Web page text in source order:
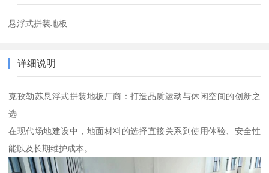
悬浮式拼装地板
详细说明
克孜勒苏悬浮式拼装地板厂商：打造品质运动与休闲空间的创新之
选
在现代场地建设中，地面材料的选择直接关系到使用体验、安全性
能以及长期维护成本。